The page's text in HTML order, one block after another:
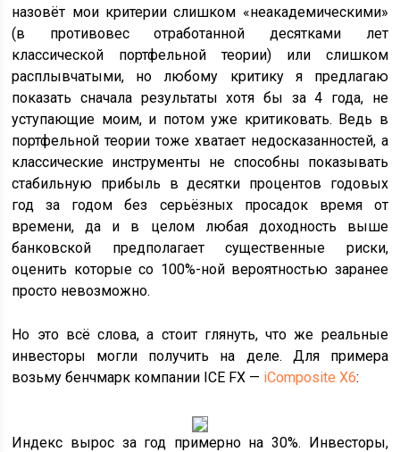
назовёт мои критерии слишком «неакадемическими»
(в противовес отработанной десятками лет
классической портфельной теории) или слишком
расплывчатыми, но любому критику я предлагаю
показать сначала результаты хотя бы за 4 года, не
уступающие моим, и потом уже критиковать. Ведь в
портфельной теории тоже хватает недосказанностей, а
классические инструменты не способны показывать
стабильную прибыль в десятки процентов годовых
год за годом без серьёзных просадок время от
времени, да и в целом любая доходность выше
банковской предполагает существенные риски,
оценить которые со 100%-ной вероятностью заранее
просто невозможно.
Но это всё слова, а стоит глянуть, что же реальные
инвесторы могли получить на деле. Для примера
возьму бенчмарк компании ICE FX — iComposite X6:
Индекс вырос за год примерно на 30%. Инвесторы,